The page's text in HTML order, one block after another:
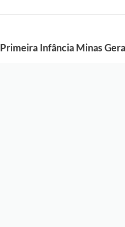
Infância Minas